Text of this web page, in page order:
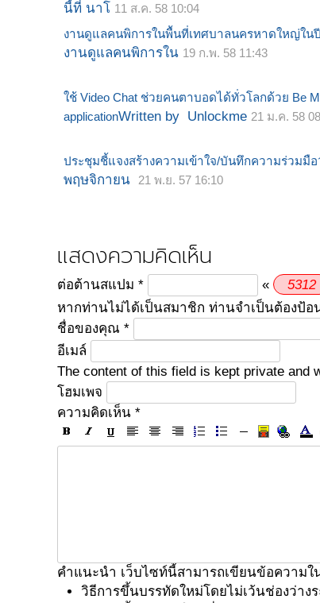
นี้ที่ นาโ 11 ส.ค. 58 10:04
งานดูแลคนพิการในพื้นที่เทศบาลนครหาดใหญ่ใน
งานดูแลคนพิการใน 19 ก.พ. 58 11:43
ใช้ Video Chat ช่วยคนตาบอดได้ทั่วโลกด้วย Be
applicationWritten by Unlockme 21 ม.ค. 58
ประชุมชี้แจงสร้างความเข้าใจ/บันทึกความร่วมมือ
พฤษจิกายน
21 พ.ย. 57 16:10
แสดงความคิดเห็น
ต่อต้านสแปม * « 5312
หากท่านไม่ได้เป็นสมาชิก ท่านจำเป็นต้องป้อ
ชื่อของคุณ *
อีเมล์
The content of this field is kept private and
โฮมเพจ
ความคิดเห็น *
คำแนะนำ เว็บไซท์นี้สามารถเขียนข้อความใ
วิธีการขึ้นบรรทัดใหม่โดยไม่เว้นช่องว่าง